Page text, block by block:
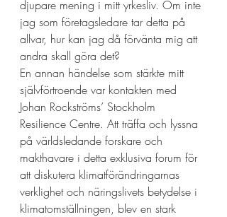
djupare mening i mitt yrkesliv. Om inte
jag som företagsledare tar detta på
allvar, hur kan jag då förvänta mig att
andra skall göra det?
En annan händelse som stärkte mitt
självförtroende var kontakten med
Johan Rockströms’ Stockholm
Resilience Centre. Att träffa och lyssna
på världsledande forskare och
makthavare i detta exklusiva forum för
att diskutera klimatförändringarnas
verklighet och näringslivets betydelse i
klimatomställningen, blev en stark